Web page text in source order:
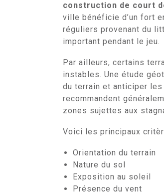
construction de court
ville bénéficie d’un fort
réguliers provenant du
important pendant le jeu.
Par ailleurs, certains
instables. Une étude
du terrain et anticiper
recommandent
zones sujettes aux
Voici les principaux
Orientation du terrain
Nature du sol
Exposition au soleil
Présence du vent